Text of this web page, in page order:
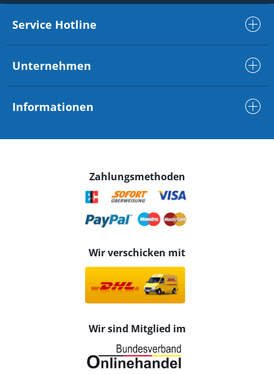
Service Hotline
Unternehmen
Informationen
Zahlungsmethoden
Wir verschicken mit
Wir sind Mitglied im